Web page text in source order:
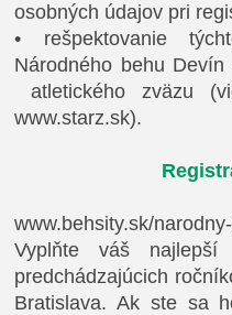
osobných údajov pri
•
rešpektovanie
Národného behu
atletického zväzu
www.starz.sk).
www.behsity.sk/
Vyplňte váš
predchádzajúcich
Bratislava. Ak ste sa